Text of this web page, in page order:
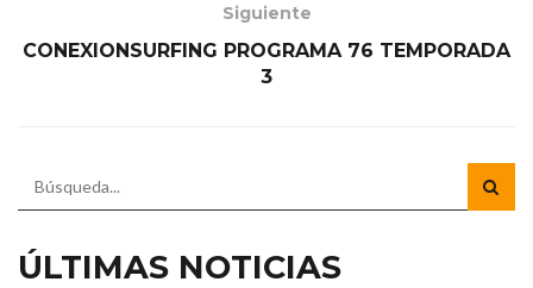
Siguiente
CONEXIONSURFING PROGRAMA 76 TEMPORADA
3
ÚLTIMAS NOTICIAS